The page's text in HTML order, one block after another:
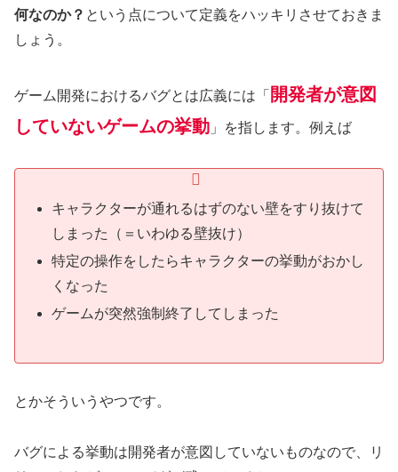
何なのか？ という点について定義をハッキリさせておきま
しょう。
ゲーム開発におけるバグとは広義には「 開発者が意図
していないゲームの挙動 」を指します。例えば
キャラクターが通れるはずのない壁をすり抜けて
しまった（＝いわゆる壁抜け）
特定の操作をしたらキャラクターの挙動がおかし
くなった
ゲームが突然強制終了してしまった
とかそういうやつです。
バグによる挙動は開発者が意図していないものなので、リ